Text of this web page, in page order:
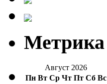
Метрика
Август 2026
Пн Вт Ср Чт Пт Сб Вс